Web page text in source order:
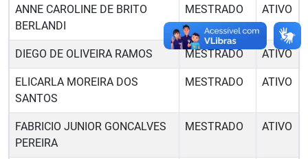
ANNE CAROLINE DE BRITO
BERLANDI
MESTRADO ATIVO
DIEGO DE OLIVEIRA RAMOS MESTRADO ATIVO
ELICARLA MOREIRA DOS
SANTOS
MESTRADO ATIVO
FABRICIO JUNIOR GONCALVES
PEREIRA
MESTRADO ATIVO